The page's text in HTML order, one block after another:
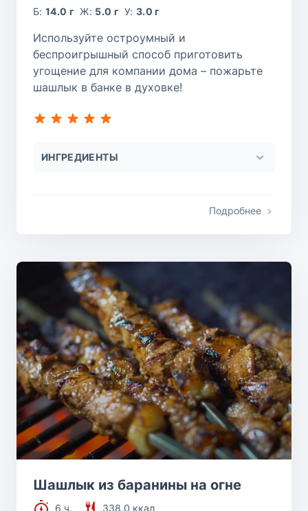
Б:14.0 г Ж: 5.0 г У:3.0 г
Используйте остроумный и
беспроигрышный способ приготовить
угощение для компании дома – пожарьте
шашлык в банке в духовке!
ИНГРЕДИЕНТЫ
Подробнее
Шашлык из баранины на огне
6 ч.
338.0 ккал